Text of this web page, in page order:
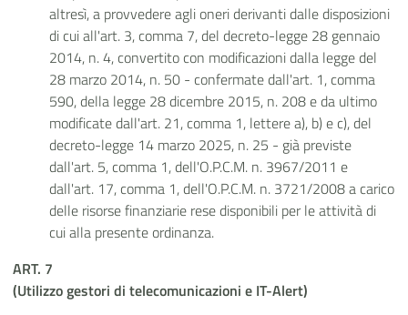
altresì, a provvedere agli oneri derivanti dalle disposizioni
di cui all'art. 3, comma 7, del decreto-legge 28 gennaio
2014, n. 4, convertito con modificazioni dalla legge del
28 marzo 2014, n. 50 - confermate dall'art. 1, comma
590, della legge 28 dicembre 2015, n. 208 e da ultimo
modificate dall'art. 21, comma 1, lettere a), b) e c), del
decreto-legge 14 marzo 2025, n. 25 - già previste
dall'art. 5, comma 1, dell'O.P.C.M. n. 3967/2011 e
dall'art. 17, comma 1, dell'O.P.C.M. n. 3721/2008 a carico
delle risorse finanziarie rese disponibili per le attività di
cui alla presente ordinanza.
ART. 7
(Utilizzo gestori di telecomunicazioni e IT-Alert)